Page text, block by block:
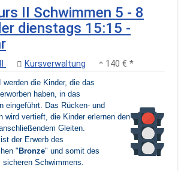
II Schwimmen 5 - 8
dienstags 15:15 -
Kursverwaltung 140 € *
die Kinder, die das
haben, in das
eingeführt. Das Rücken- und
wird vertieft, die Kinder erlernen den
Gleiten.
der Erwerb des
"Bronze" und somit des
Schwimmens.